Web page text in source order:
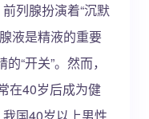
列腺扮演着“沉默
液是精液的重要
“开关”。然而，
在40岁后成为健